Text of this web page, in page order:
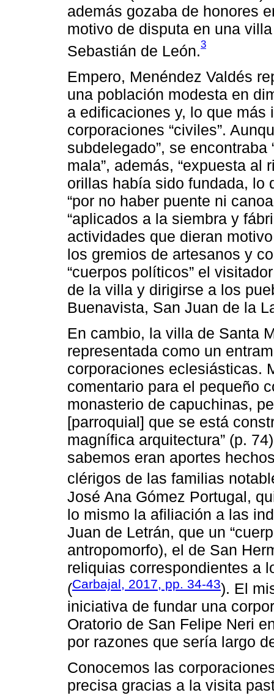
además gozaba de honores
motivo de disputa en una
Sebastián de León.3
Empero, Menéndez Valdés
una población modesta en
a edificaciones y, lo que más
corporaciones “civiles”.
subdelegado”, se
mala”, además, “expuesta al
orillas había sido fundada, lo
“por no haber puente ni
“aplicados a la siembra y
actividades que dieran
los gremios de artesanos y
“cuerpos políticos” el
de la villa y dirigirse a los
Buenavista, San Juan de la
En cambio, la villa de Santa
representada como un
corporaciones eclesiásticas.
comentario para el pequeño
monasterio de capuchinas,
[parroquial] que se está
magnífica arquitectura” (p.
sabemos eran aportes
clérigos de las familias
José Ana Gómez Portugal,
lo mismo la afiliación a las
Juan de Letrán, que un
antropomorfo), el de San
reliquias correspondientes a
(Carbajal, 2017, pp. 34-43). El
iniciativa de fundar una
Oratorio de San Felipe Neri
por razones que sería largo
Conocemos las
precisa gracias a la visita